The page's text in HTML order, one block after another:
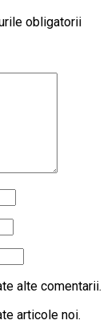
obligatorii
alte comentarii.
articole noi.